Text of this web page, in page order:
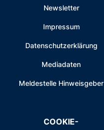
Newsletter
Impressum
Datenschutzerklärung
Mediadaten
Meldestelle Hinweisgeber
COOKIE-